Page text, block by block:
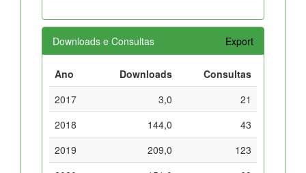
Downloads e Consultas Export
Ano Downloads
Consultas
2017
3,0
21
2018
144,0
43
2019
209,0
123